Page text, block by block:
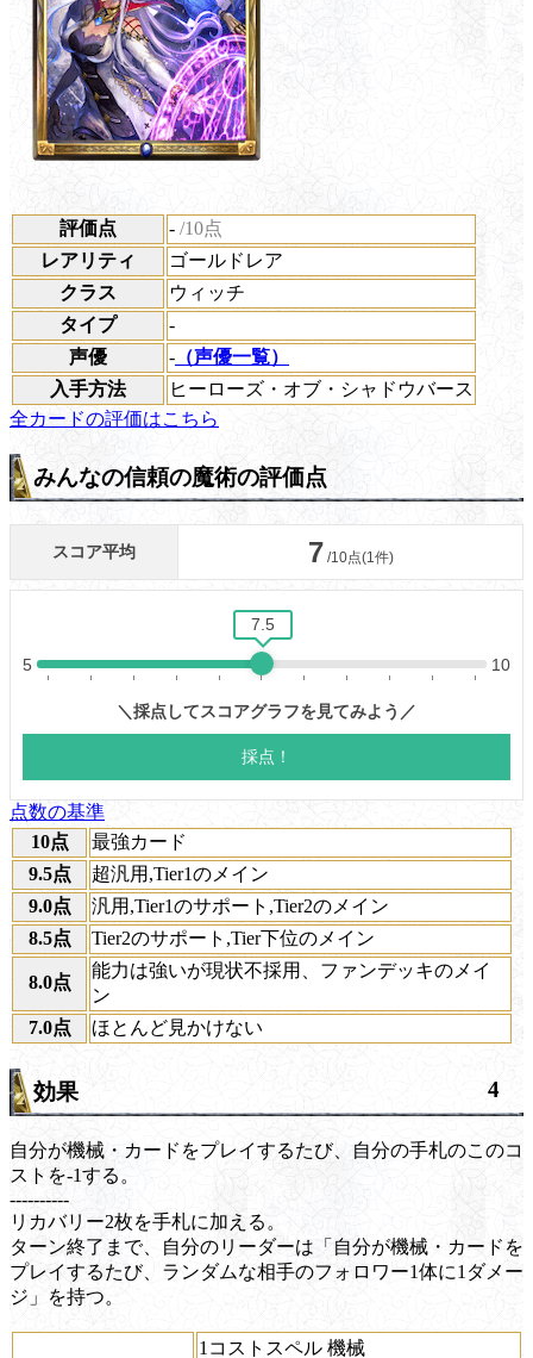
評価点 - /10点
レアリティ
ゴールドレア
クラス
ウィッチ
タイプ
-
声優
- （声優一覧）
入手方法
ヒーローズ・オブ・シャドウバース
全カードの評価はこちら
みんなの信頼の魔術の評価点
点数の基準
10点
最強カード
9.5点
超汎用,Tier1のメイン
9.0点
汎用,Tier1のサポート,Tier2のメイン
8.5点
Tier2のサポート,Tier下位のメイン
8.0点
能力は強いが現状不採用、ファンデッキのメイ
ン
7.0点
ほとんど見かけない
効果 4
自分が機械・カードをプレイするたび、自分の手札のこのコ
ストを-1する。
----------
リカバリー2枚を手札に加える。
ターン終了まで、自分のリーダーは「自分が機械・カードを
プレイするたび、ランダムな相手のフォロワー1体に1ダメー
ジ」を持つ。
1コストスペル 機械